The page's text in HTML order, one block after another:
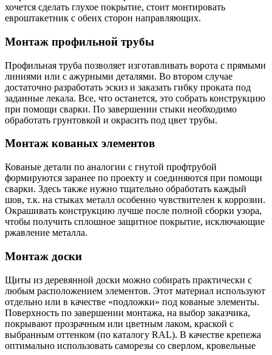
хочется сделать глухое покрытие, стоит монтировать
евроштакетник с обеих сторон направляющих.
Монтаж профильной трубы
Профильная труба позволяет изготавливать ворота с прямыми
линиями или с ажурными деталями. Во втором случае
достаточно разработать эскиз и заказать гибку проката под
заданные лекала. Все, что останется, это собрать конструкцию
при помощи сварки. По завершении стыки необходимо
обработать грунтовкой и окрасить под цвет трубы.
Монтаж кованых элементов
Кованые детали по аналогии с гнутой профтрубой
формируются заранее по проекту и соединяются при помощи
сварки. Здесь также нужно тщательно обработать каждый
шов, т.к. на стыках металл особенно чувствителен к коррозии.
Окрашивать конструкцию лучше после полной сборки узора,
чтобы получить сплошное защитное покрытие, исключающие
ржавление металла.
Монтаж доски
Щиты из деревянной доски можно собирать практически с
любым расположением элементов. Этот материал используют
отдельно или в качестве «подложки» под кованые элементы.
Поверхность по завершении монтажа, на выбор заказчика,
покрывают прозрачным или цветным лаком, краской с
выбранным оттенком (по каталогу RAL). В качестве крепежа
оптимально использовать саморезы со сверлом, кровельные